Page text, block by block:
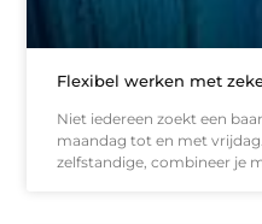
Flexibel werken met
Niet iedereen zoekt een
maandag tot en met
zelfstandige, combineer je